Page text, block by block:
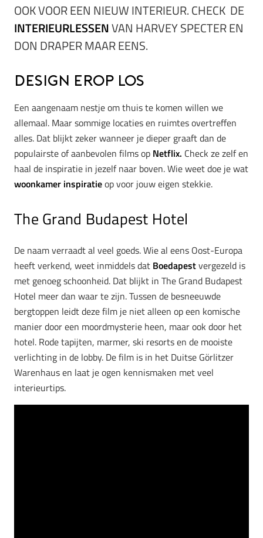
OOK VOOR EEN NIEUW INTERIEUR. CHECK DE
INTERIEURLESSENVAN HARVEY SPECTER EN
DON DRAPER MAAR EENS.
Design erop los
Een aangenaam nestje om thuis te komen willen we
allemaal. Maar sommige locaties en ruimtes overtreffen
alles. Dat blijkt zeker wanneer je dieper graaft dan de
populairste of aanbevolen films op Netflix. Check ze zelf en
haal de inspiratie in jezelf naar boven. Wie weet doe je wat
woonkamer inspiratieop voor jouw eigen stekkie.
The Grand Budapest Hotel
De naam verraadt al veel goeds. Wie al eens Oost-Europa
heeft verkend, weet inmiddels dat Boedapestvergezeld is
met genoeg schoonheid. Dat blijkt in The Grand Budapest
Hotel meer dan waar te zijn. Tussen de besneeuwde
bergtoppen leidt deze film je niet alleen op een komische
manier door een moordmysterie heen, maar ook door het
hotel. Rode tapijten, marmer, ski resorts en de mooiste
verlichting in de lobby. De film is in het Duitse Görlitzer
Warenhaus en laat je ogen kennismaken met veel
interieurtips.